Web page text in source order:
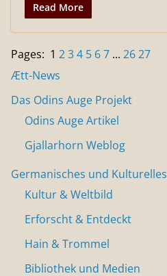
Read More
Pages: 1 234 5 67 ... 2627
Ætt-News
Das Odins Auge Projekt
Odins Auge Artikel
Gjallarhorn Weblog
Germanisches und Kulturelles
Kultur & Weltbild
Erforscht & Entdeckt
Hain & Trommel
Bibliothek und Medien